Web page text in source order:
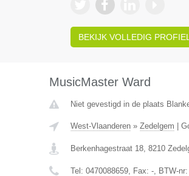
BEKIJK VOLLEDIG PROFIEL
MusicMaster Ward
Niet gevestigd in de plaats
West-Vlaanderen» Zedelgem
Berkenhagestraat 18, 8210
Tel: 0470088659, Fax: -, BTW-nr: